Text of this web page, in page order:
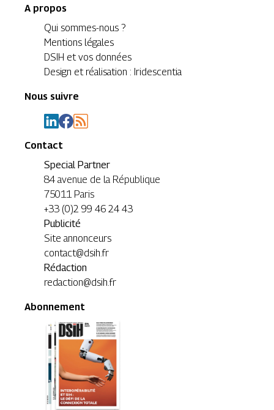
A propos
Qui sommes-nous ?
Mentions légales
DSIH et vos données
Design et réalisation : Iridescentia
Nous suivre
Contact
Special Partner
84 avenue de la République
75011 Paris
+33 (0)2 99 46 24 43
Publicité
Site annonceurs
contact@dsih.fr
Rédaction
redaction@dsih.fr
Abonnement